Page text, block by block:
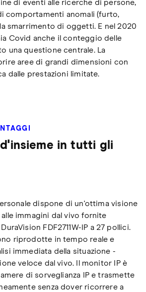
di eventi alle ricerche di persone,
comportamenti anomali (furto,
smarrimento di oggetti. E nel 2020
Covid anche il conteggio delle
una questione centrale. La
aree di grandi dimensioni con
dalle prestazioni limitate.
in tutti gli
dispone di un'ottima visione
immagini dal vivo fornite
FDF2711W-IP a 27 pollici.
riprodotte in tempo reale e
immediata della situazione -
veloce dal vivo. Il monitor IP è
di sorveglianza IP e trasmette
senza dover ricorrere a